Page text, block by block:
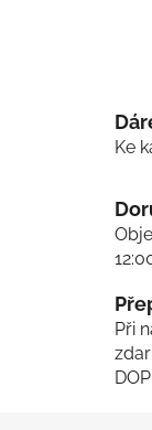
Ke
Při